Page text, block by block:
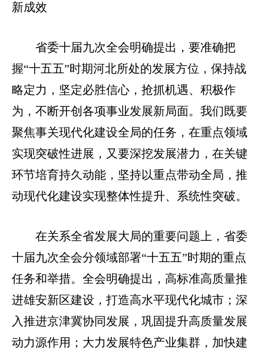
新成效
省委十届九次全会明确提出，要准确把
握“十五五”时期河北所处的发展方位，保持战
略定力，坚定必胜信心，抢抓机遇、积极作
为，不断开创各项事业发展新局面。我们既要
聚焦事关现代化建设全局的任务，在重点领域
实现突破性进展，又要深挖发展潜力，在关键
环节培育持久动能，坚持以重点带动全局，推
动现代化建设实现整体性提升、系统性突破。
在关系全省发展大局的重要问题上，省委
十届九次全会分领域部署“十五五”时期的重点
任务和举措。全会明确提出，高标准高质量推
进雄安新区建设，打造高水平现代化城市；深
入推进京津冀协同发展，巩固提升高质量发展
动力源作用；大力发展特色产业集群，加快建